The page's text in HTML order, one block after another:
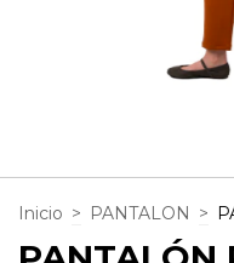
Inicio > PANTALON >